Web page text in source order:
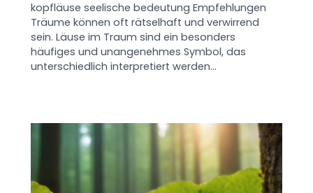
kopfläuse seelische bedeutung Empfehlungen
Träume können oft rätselhaft und verwirrend
sein. Läuse im Traum sind ein besonders
häufiges und unangenehmes Symbol, das
unterschiedlich interpretiert werden…